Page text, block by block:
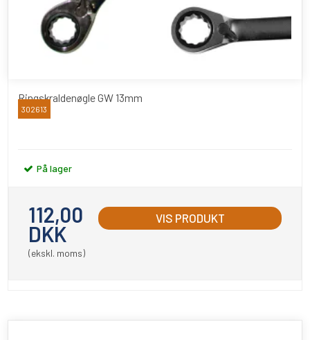
Ringskraldenøgle GW 13mm
BATO
302613
På lager
112,00
DKK
(ekskl. moms)
VIS PRODUKT